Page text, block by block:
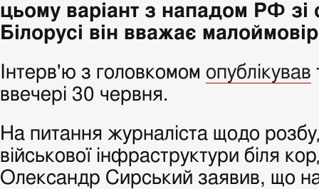
цьому варіант з нападом РФ зі
Білорусі він вважає
Інтерв'ю з головкомом опублікував
ввечері 30 червня.
На питання журналіста щодо
військової інфраструктури біля
Олександр Сирський заявив, що на